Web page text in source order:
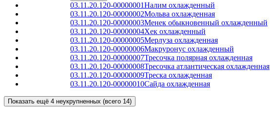
03.11.20.120-00000001Налим охлажденный
03.11.20.120-00000002Мольва охлажденная
03.11.20.120-00000003Менек обыкновенный охлажденный
03.11.20.120-00000004Хек охлажденный
03.11.20.120-00000005Мерлуза охлажденная
03.11.20.120-00000006Макруронус охлажденный
03.11.20.120-00000007Тресочка полярная охлажденная
03.11.20.120-00000008Тресочка атлантическая охлажденная
03.11.20.120-00000009Треска охлажденная
03.11.20.120-00000010Сайда охлажденная
Показать ещё 4 неукрупненных (всего 14)